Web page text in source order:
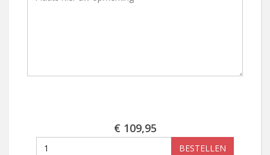
€ 109,95
BESTELLEN